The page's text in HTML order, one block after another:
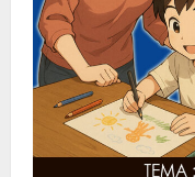
2